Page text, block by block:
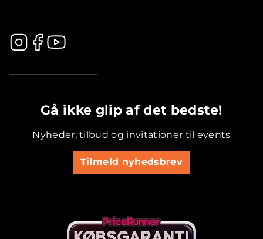
Gå ikke glip af det bedste!
Nyheder, tilbud og invitationer til events
Tilmeld nyhedsbrev